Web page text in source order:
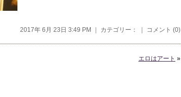
2017年 6月 23日 3:49 PM ｜ カテゴリー： ｜ コメント (0)
エロはアート »